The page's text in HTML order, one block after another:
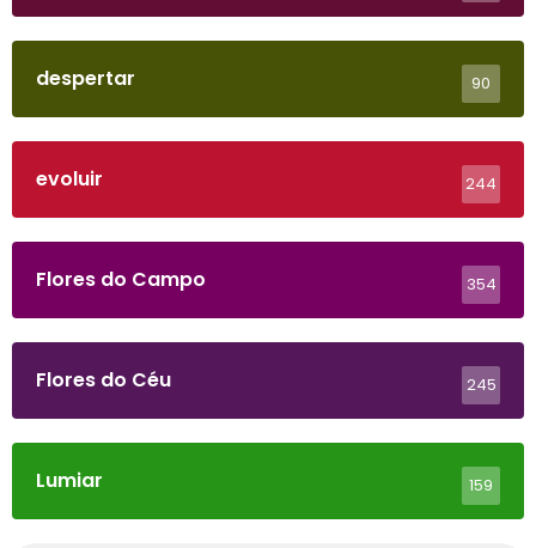
despertar 90
evoluir 244
Flores do Campo 354
Flores do Céu 245
Lumiar 159